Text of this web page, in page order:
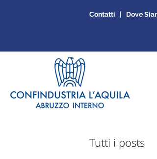
Contatti | Dove
Tutti i posts